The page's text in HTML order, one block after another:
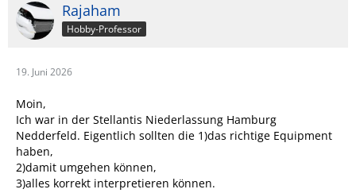
Rajaham
Hobby-Professor
19. Juni 2026
Moin,
Ich war in der Stellantis Niederlassung Hamburg
Nedderfeld. Eigentlich sollten die 1)das richtige Equipment
haben,
2)damit umgehen können,
3)alles korrekt interpretieren können.